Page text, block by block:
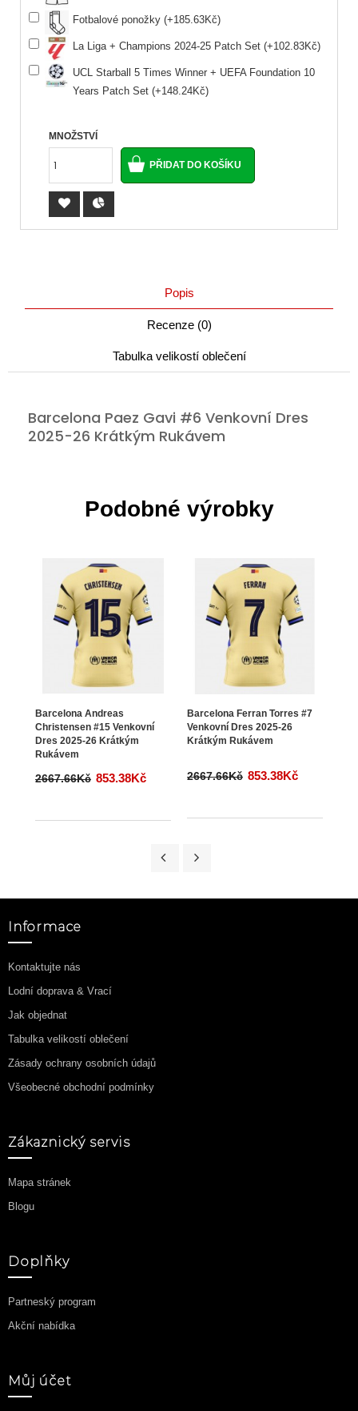
Fotbalové ponožky (+185.63Kč)
La Liga + Champions 2024-25 Patch Set (+102.83Kč)
UCL Starball 5 Times Winner + UEFA Foundation 10
Years Patch Set (+148.24Kč)
MNOŽSTVÍ
Popis
Recenze (0)
Tabulka velikostí oblečení
Barcelona Paez Gavi #6 Venkovní Dres
2025-26 Krátkým Rukávem
Podobné výrobky
Barcelona Andreas
Christensen #15 Venkovní
Dres 2025-26 Krátkým
Rukávem
2667.66Kč 853.38Kč
Barcelona Ferran Torres #7
Venkovní Dres 2025-26
Krátkým Rukávem
2667.66Kč 853.38Kč
Informace
Kontaktujte nás
Lodní doprava & Vrací
Jak objednat
Tabulka velikostí oblečení
Zásady ochrany osobních údajů
Všeobecné obchodní podmínky
Zákaznický servis
Mapa stránek
Blogu
Doplňky
Partneský program
Akční nabídka
Můj účet